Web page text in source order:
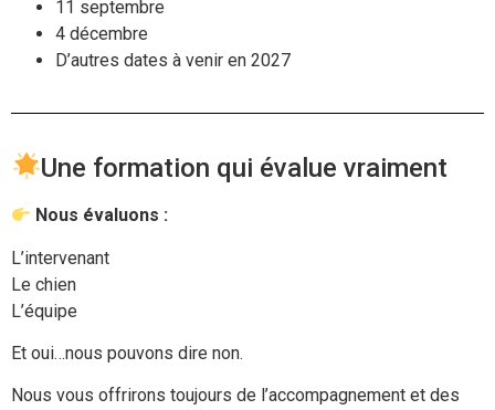
11 septembre
4 décembre
D’autres dates à venir en 2027
Une formation qui évalue vraiment
Nous évaluons :
L’intervenant
Le chien
L’équipe
Et oui…nous pouvons dire non.
Nous vous offrirons toujours de l’accompagnement et des